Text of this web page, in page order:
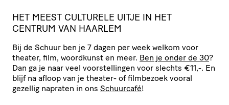
HET MEEST CULTURELE UITJE IN HET
CENTRUM VAN HAARLEM
Bij de Schuur ben je 7 dagen per week welkom voor
theater, film, woordkunst en meer. Ben je onder de 30?
Dan ga je naar veel voor­stel­lingen voor slechts €11,-. En
blijf na afloop van je theater- of filmbezoek vooral
gezellig napraten in ons Schuurcafé!